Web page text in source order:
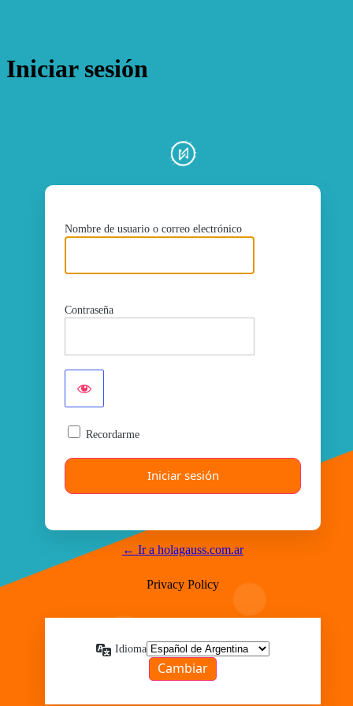
Iniciar sesión
Nombre de usuario o correo electrónico
Contraseña
Recordarme
← Ir a holagauss.com.ar
Privacy Policy
Idioma